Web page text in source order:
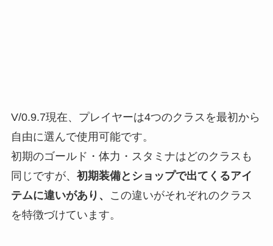
V/0.9.7現在、 プレイヤーは4つのクラスを最初から
自由に選んで使用可能です。
初期のゴールド・体力・スタミナはどのクラスも
同じですが、 初期装備とショップで出てくるアイ
テムに違いがあり、
この違いがそれぞれのクラス
を特徴づけています。